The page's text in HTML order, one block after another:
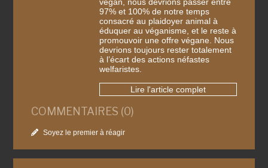
97% et 100% de notre temps
consacré au plaidoyer animal à
éduquer au véganisme, et le reste à
promouvoir une offre végane. Nous
devrions toujours rester totalement
à l’écart des actions néfastes
welfaristes.
Lire l'article complet
COMMENTAIRES (0)
Soyez le premier à réagir